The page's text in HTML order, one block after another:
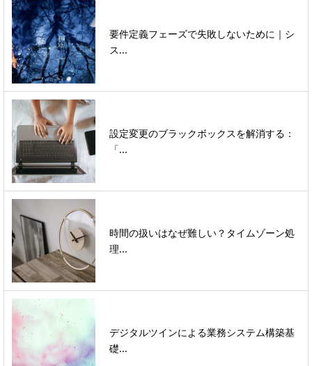
要件定義フェーズで失敗しないために｜シ
ス...
設定変更のブラックボックスを解消する：
「...
時間の扱いはなぜ難しい？タイムゾーン処
理...
デジタルツインによる業務システム構築基
礎...